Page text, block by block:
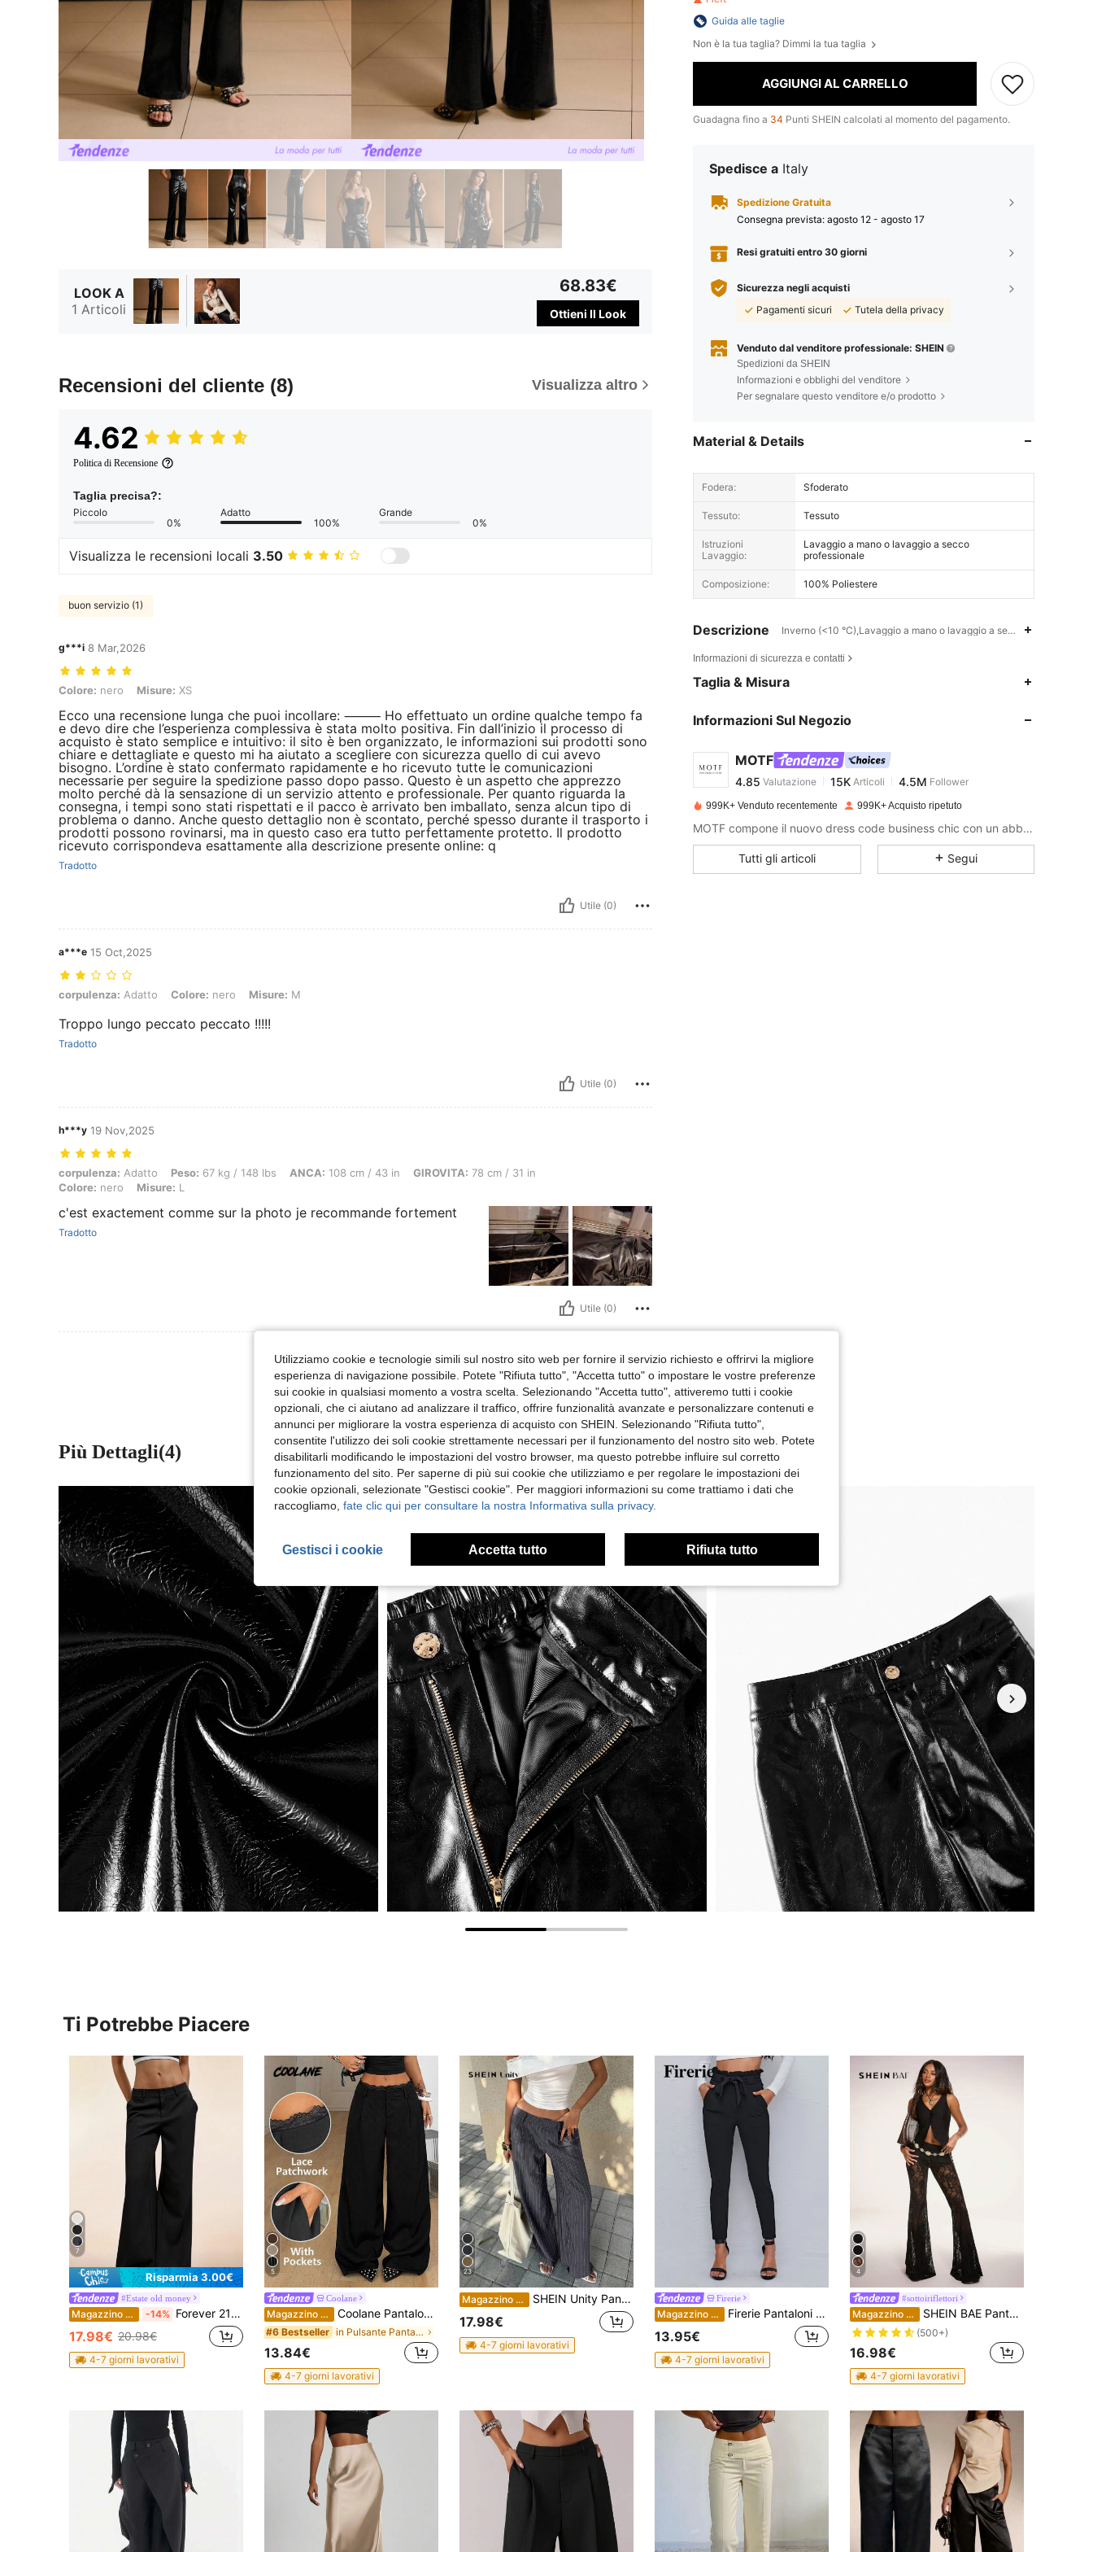
LOOK A
1 Articoli
68.83€
Ottieni Il Look
Recensioni del cliente (8) Visualizza altro
4.62
Politica di Recensione
Taglia precisa?:
Piccolo
0%
Adatto
100%
Grande
0%
Visualizza le recensioni locali 3.50
buon servizio (1)
g***i 8 Mar,2026
Colore: nero, Misure: XS
Colore: nero Misure: XS
Ecco una recensione lunga che puoi incollare: ⸻ Ho effettuato un ordine qualche tempo fa
e devo dire che l’esperienza complessiva è stata molto positiva. Fin dall’inizio il processo di
acquisto è stato semplice e intuitivo: il sito è ben organizzato, le informazioni sui prodotti sono
chiare e dettagliate e questo mi ha aiutato a scegliere con sicurezza quello di cui avevo
bisogno. L’ordine è stato confermato rapidamente e ho ricevuto tutte le comunicazioni
necessarie per seguire la spedizione passo dopo passo. Questo è un aspetto che apprezzo
molto perché dà la sensazione di un servizio attento e professionale. Per quanto riguarda la
consegna, i tempi sono stati rispettati e il pacco è arrivato ben imballato, senza alcun tipo di
problema o danno. Anche questo dettaglio non è scontato, perché spesso durante il trasporto i
prodotti possono rovinarsi, ma in questo caso era tutto perfettamente protetto. Il prodotto
ricevuto corrispondeva esattamente alla descrizione presente online: q
Tradotto
Utile (0)
a***e 15 Oct,2025
corpulenza: Adatto, Colore: nero, Misure: M
corpulenza: Adatto Colore: nero Misure: M
Troppo lungo peccato peccato !!!!!
Tradotto
Utile (0)
h***y 19 Nov,2025
corpulenza: Adatto, Peso: 67 kg / 148 lbs, ANCA: 108 cm / 43 in, GIROVITA: 78 cm / 31 in, Colore: nero, Misure: L
corpulenza: Adatto Peso: 67 kg / 148 lbs ANCA: 108 cm / 43 in GIROVITA: 78 cm / 31 in
Colore: nero Misure: L
c'est exactement comme sur la photo je recommande fortement
Tradotto
Utile (0)
Guida alle taglie
Non è la tua taglia? Dimmi la tua taglia
AGGIUNGI AL CARRELLO
Guadagna fino a 34 Punti SHEIN calcolati al momento del pagamento.
Spedisce a Italy
Spedizione Gratuita
Consegna prevista: agosto 12 - agosto 17
Resi gratuiti entro 30 giorni
Sicurezza negli acquisti
Pagamenti sicuri
Tutela della privacy
Venduto dal venditore professionale: SHEIN
Spedizioni da SHEIN
Informazioni e obblighi del venditore
Per segnalare questo venditore e/o prodotto
Material & Details
Fodera: Sfoderato
Tessuto: Tessuto
Istruzioni
Lavaggio:
Lavaggio a mano o lavaggio a secco
professionale
Composizione: 100% Poliestere
Descrizione Inverno (<10 °C),Lavaggio a mano o lavaggio a secco
Informazioni di sicurezza e contatti
Taglia & Misura
Informazioni Sul Negozio
MOTF
4.85 15K
4.85 Valutazione 15KArticoli
l***apagato1 giorno fa
4.85
999K+ Venduto recentemente 999K+ Acquisto ripetuto
MOTF compone il nuovo dress code business chic con un abbigliamento professionale che abbraccia la femminilità e la naturale poesia dello stile personale delle donne.
Tutti gli articoli Segui
Più Dettagli(4)
Ti Potrebbe Piacere
7
Risparmia 3.00€
#Estate old money
Magazzino EU -14% Forever 21 Pantaloni larghi a vita bassa, ampi e comodi, adatti per autunno/inverno, ritorno a scuola, concerti country, uscite, compleanni, Ognissanti, casual, stile Y2K/2000/90, abbigliamento western, boho, club, ufficio, cocktail, vintage, festival rave, old money, streetwear, vacanze, concerti country, lavoro, modesto, festa nazionale, capodanno, chic di base, laurea, Ognissanti
17.98€ 20.98€
4-7 giorni lavorativi
5
Coolane
Magazzino EU Coolane Pantaloni neri da pendolare intrecciati da donna con pizzo a contrasto e pieghe
#6 Bestseller in Pulsante Pantaloni casual
13.84€
4-7 giorni lavorativi
23
Magazzino EU SHEIN Unity Pantaloni eleganti a vita bassa a righe con gamba ampia, adatti per l'estate, stile casual e campus
17.98€
4-7 giorni lavorativi
Firerie
Magazzino EU Firerie Pantaloni skinny con vita a sacchetto di carta, cintura e tasche doppie, pantaloni casual da donna per primavera/autunno, a vita alta con vita a sacchetto di carta, tasche, skinny crop, neri, per uso casual quotidiano
13.95€
4-7 giorni lavorativi
4
#sottoiriflettori
Magazzino EU SHEIN BAE Pantaloni a zampa di colore nero tinta unita, in pizzo sexy, adatti per festival musicali estivi, feste in spiaggia, adatti per estate, rave, festival, abbigliamento western, stile boho, San Valentino
(500+)
16.98€
4-7 giorni lavorativi
Utilizziamo cookie e tecnologie simili sul nostro sito web per fornire il servizio richiesto e offrirvi la migliore
esperienza di navigazione possibile. Potete "Rifiuta tutto", "Accetta tutto" o impostare le vostre preferenze
sui cookie in qualsiasi momento a vostra scelta. Selezionando "Accetta tutto", attiveremo tutti i cookie
opzionali, che ci aiutano ad analizzare il traffico, offrire funzionalità avanzate e personalizzare contenuti e
annunci per migliorare la vostra esperienza di acquisto con SHEIN. Selezionando "Rifiuta tutto",
consentite l'utilizzo dei soli cookie strettamente necessari per il funzionamento del nostro sito web. Potete
disabilitarli modificando le impostazioni del vostro browser, ma questo potrebbe influire sul corretto
funzionamento del sito. Per saperne di più sui cookie che utilizziamo e per regolare le impostazioni dei
cookie opzionali, selezionate "Gestisci cookie". Per maggiori informazioni su come trattiamo i dati che
raccogliamo, fate clic qui per consultare la nostra Informativa sulla privacy.
Gestisci i cookie Accetta tutto Rifiuta tutto